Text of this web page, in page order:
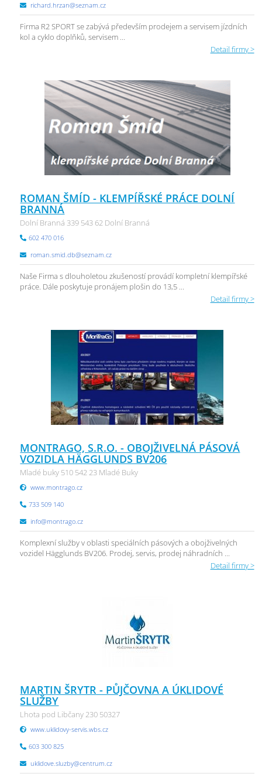
richard.hrzan@seznam.cz
Firma R2 SPORT se zabývá především prodejem a servisem jízdních
kol a cyklo doplňků, servisem ...
Detail firmy >
ROMAN ŠMÍD - KLEMPÍŘSKÉ PRÁCE DOLNÍ
BRANNÁ
Dolní Branná 339 543 62 Dolní Branná
602 470 016
roman.smid.db@seznam.cz
Naše Firma s dlouholetou zkušeností provádí kompletní klempířské
práce. Dále poskytuje pronájem plošin do 13,5 ...
Detail firmy >
MONTRAGO, S.R.O. - OBOJŽIVELNÁ PÁSOVÁ
VOZIDLA HÄGGLUNDS BV206
Mladé buky 510 542 23 Mladé Buky
www.montrago.cz
733 509 140
info@montrago.cz
Komplexní služby v oblasti speciálních pásových a obojživelných
vozidel Hägglunds BV206. Prodej, servis, prodej náhradních ...
Detail firmy >
MARTIN ŠRYTR - PŮJČOVNA A ÚKLIDOVÉ
SLUŽBY
Lhota pod Libčany 230 50327
www.uklidovy-servis.wbs.cz
603 300 825
uklidove.sluzby@centrum.cz